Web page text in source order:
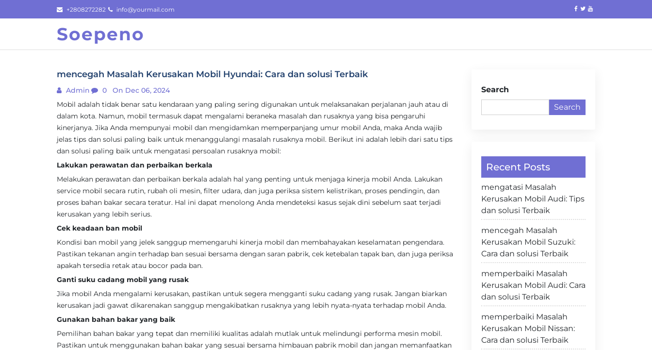
to
+2808272282 info@yourmail.com
Soepeno
mencegah Masalah Kerusakan Mobil Hyundai: Cara dan solusi Terbaik
Admin 0
On Dec 06, 2024
Mobil adalah tidak benar satu kendaraan yang paling sering digunakan untuk melaksanakan perjalanan jauh atau di
dalam kota. Namun, mobil termasuk dapat mengalami beraneka masalah dan rusaknya yang bisa pengaruhi
kinerjanya. Jika Anda mempunyai mobil dan mengidamkan memperpanjang umur mobil Anda, maka Anda wajib
jelas tips dan solusi paling baik untuk menanggulangi masalah rusaknya mobil. Berikut ini adalah lebih dari satu tips
dan solusi paling baik untuk mengatasi persoalan rusaknya mobil:
Lakukan perawatan dan perbaikan berkala
Melakukan perawatan dan perbaikan berkala adalah hal yang penting untuk menjaga kinerja mobil Anda. Lakukan
service mobil secara rutin, rubah oli mesin, filter udara, dan juga periksa sistem kelistrikan, proses pendingin, dan
proses bahan bakar secara teratur. Hal ini dapat menolong Anda mendeteksi kasus sejak dini sebelum saat terjadi
kerusakan yang lebih serius.
Cek keadaan ban mobil
Kondisi ban mobil yang jelek sanggup memengaruhi kinerja mobil dan membahayakan keselamatan pengendara.
Pastikan tekanan angin terhadap ban sesuai bersama dengan saran pabrik, cek ketebalan tapak ban, dan juga periksa
apakah tersedia retak atau bocor pada ban.
Ganti suku cadang mobil yang rusak
Jika mobil Anda mengalami kerusakan, pastikan untuk segera mengganti suku cadang yang rusak. Jangan biarkan
kerusakan jadi gawat dikarenakan sanggup mengakibatkan rusaknya yang lebih nyata-nyata terhadap mobil Anda.
Gunakan bahan bakar yang baik
Pemilihan bahan bakar yang tepat dan memiliki kualitas adalah mutlak untuk melindungi performa mesin mobil.
Pastikan untuk menggunakan bahan bakar yang sesuai bersama himbauan pabrik mobil dan jangan memanfaatkan
Search
Search
Recent Posts
mengatasi Masalah
Kerusakan Mobil Audi: Tips
dan solusi Terbaik
mencegah Masalah
Kerusakan Mobil Suzuki:
Cara dan solusi Terbaik
memperbaiki Masalah
Kerusakan Mobil Audi: Cara
dan solusi Terbaik
memperbaiki Masalah
Kerusakan Mobil Nissan:
Cara dan solusi Terbaik